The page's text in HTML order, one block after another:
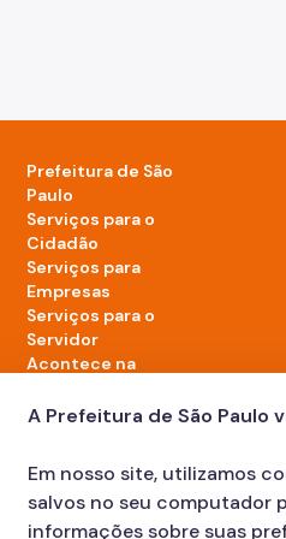
Prefeitura de São
Paulo
Serviços para o
Cidadão
Serviços para
Empresas
Serviços para o
Servidor
Acontece na
LinkedIn da Prefeitura de São
TikTok da Prefeitura de São
YouTube da Prefeitura
X da Prefeitura de
Instagram da
Facebook
A Prefeitura de São Paulo
Em nosso site, utilizamos
salvos no seu computador
informações sobre suas